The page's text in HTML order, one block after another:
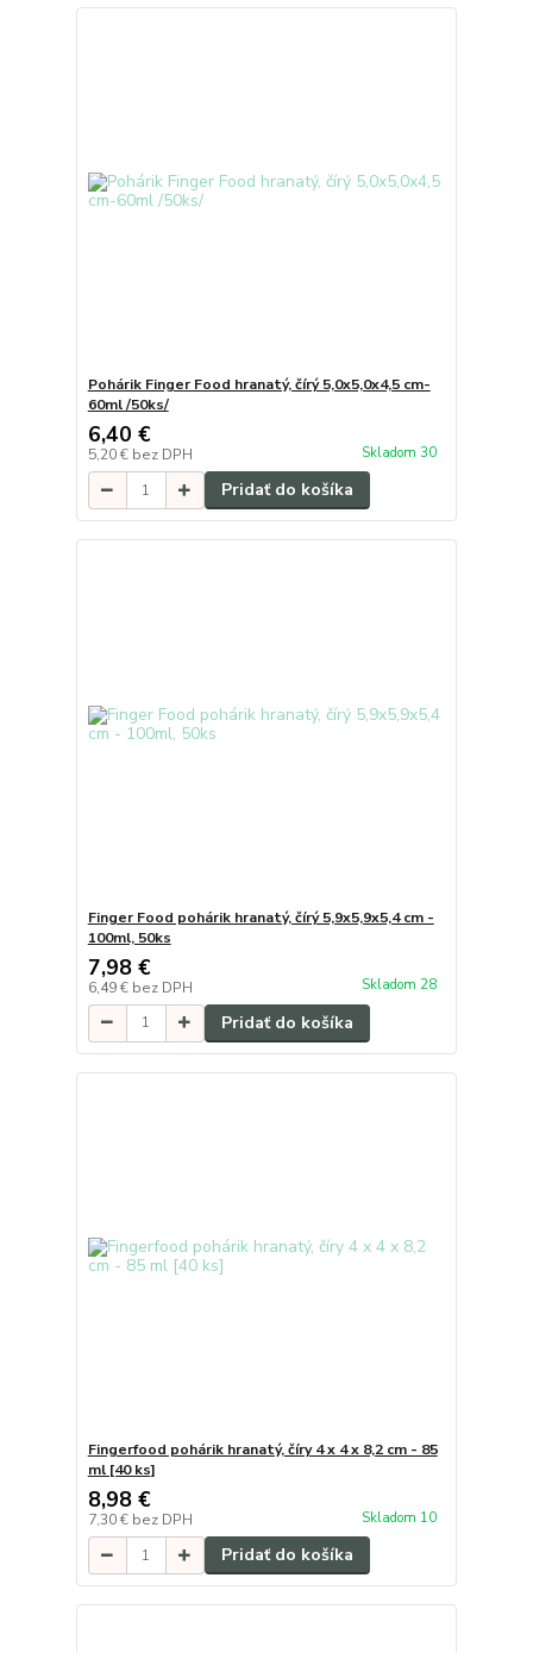
Pohárik Finger Food hranatý, čírý 5,0x5,0x4,5 cm-
60ml /50ks/
6,40 €
5,20 € bez DPH Skladom 30
Pridať do košíka
Finger Food pohárik hranatý, čírý 5,9x5,9x5,4 cm -
100ml, 50ks
7,98 €
6,49 € bez DPH Skladom 28
Pridať do košíka
Fingerfood pohárik hranatý, číry 4 x 4 x 8,2 cm - 85
ml [40 ks]
8,98 €
7,30 € bez DPH Skladom 10
Pridať do košíka